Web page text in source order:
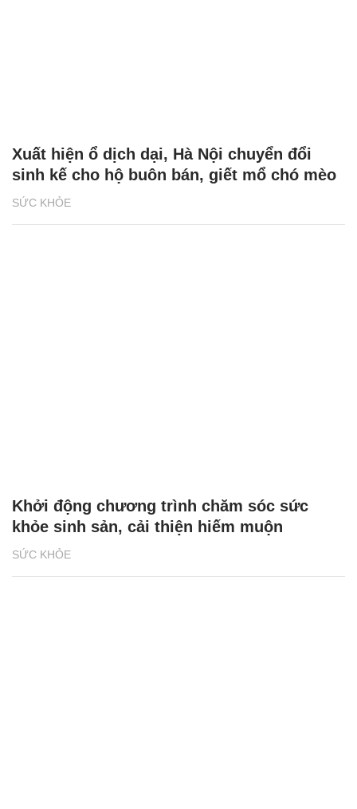
SỨC KHỎE
Xuất hiện ổ dịch dại, Hà Nội chuyển đổi
sinh kế cho hộ buôn bán, giết mổ chó mèo
SỨC KHỎE
Khởi động chương trình chăm sóc sức
khỏe sinh sản, cải thiện hiếm muộn